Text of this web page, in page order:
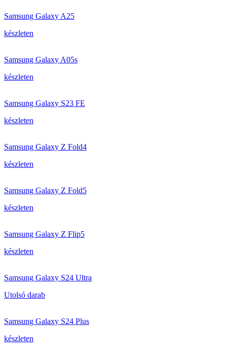
Samsung Galaxy A25
készleten
Samsung Galaxy A05s
készleten
Samsung Galaxy S23 FE
készleten
Samsung Galaxy Z Fold4
készleten
Samsung Galaxy Z Fold5
készleten
Samsung Galaxy Z Flip5
készleten
Samsung Galaxy S24 Ultra
Utolsó darab
Samsung Galaxy S24 Plus
készleten